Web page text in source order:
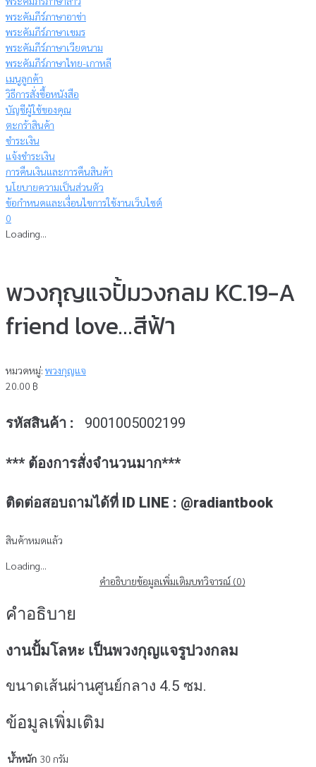
พระคัมภีร์ภาษาอาข่า
พระคัมภีร์ภาษาเขมร
พระคัมภีร์ภาษาเวียดนาม
พระคัมภีร์ภาษาไทย-เกาหลี
เมนูลูกค้า
วิธีการสั่งซื้อหนังสือ
บัญชีผู้ใช้ของคุณ
ตะกร้าสินค้า
ชำระเงิน
แจ้งชำระเงิน
การคืนเงินและการคืนสินค้า
นโยบายความเป็นส่วนตัว
ข้อกำหนดและเงื่อนไขการใช้งานเว็บไซต์
0
Loading...
พวงกุญแจปั้มวงกลม KC.19-A
friend love…สีฟ้า
หมวดหมู่: พวงกุญแจ
20.00 ฿
รหัสสินค้า : 9001005002199
*** ต้องการสั่งจำนวนมาก***
ติดต่อสอบถามได้ที่ ID LINE : @radiantbook
สินค้าหมดแล้ว
Loading...
คำอธิบายข้อมูลเพิ่มเติมบทวิจารณ์ (0)
คำอธิบาย
งานปั้มโลหะ เป็นพวงกุญแจรูปวงกลม
ขนาดเส้นผ่านศูนย์กลาง 4.5 ซม.
ข้อมูลเพิ่มเติม
น้ำหนัก 30 กรัม